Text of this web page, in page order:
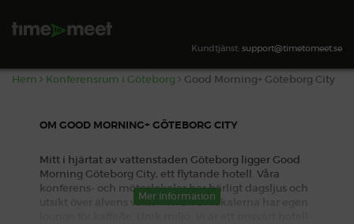
Kundtjänst: support@timetomeet.se
Gullbergstrandgata 15B, Göteborg
Hem Konferensrum i Göteborg Good Morning+ Göteborg City
OM GOOD MORNING+ GÖTEBORG CITY
Mitt i hjärtat av vattenstaden Göteborg ligger Good
Morning Göteborg City, ett flytande hotell. Våra
konferens- och möteslokaler har härligt dagsljus och
utsikt över älvens vattenliv. En av lokalerna har egen
Mer information